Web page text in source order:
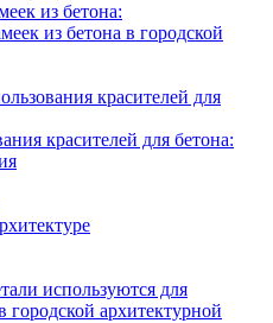
из бетона:
из бетона в городской
красителей для
красителей для бетона:
используются для
городской архитектурной